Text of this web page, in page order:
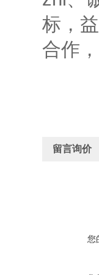
标，
合作
留言询价
您